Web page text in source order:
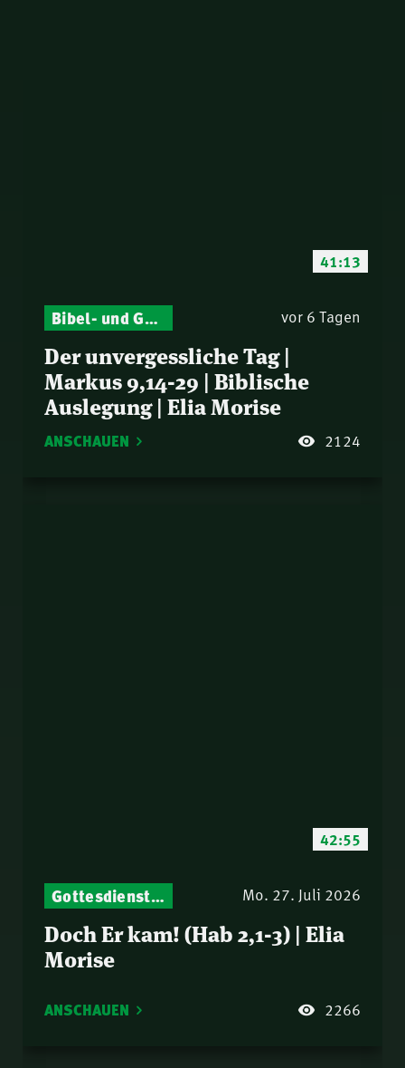
41:13
Bibel- und Gebetsstunde – Jeden Donnerstag neu: Vers-für-Vers-Auslegungen vor 6 Tagen
Der unvergessliche Tag |
Markus 9,14-29 | Biblische
Auslegung | Elia Morise
ANSCHAUEN 2124
42:55
Gottesdienst-Botschaften – Jeden Sonntag neu: Aktuelle Predigten vom Mitternachtsruf Mo. 27. Juli 2026
Doch Er kam! (Hab 2,1-3) | Elia
Morise
ANSCHAUEN 2266